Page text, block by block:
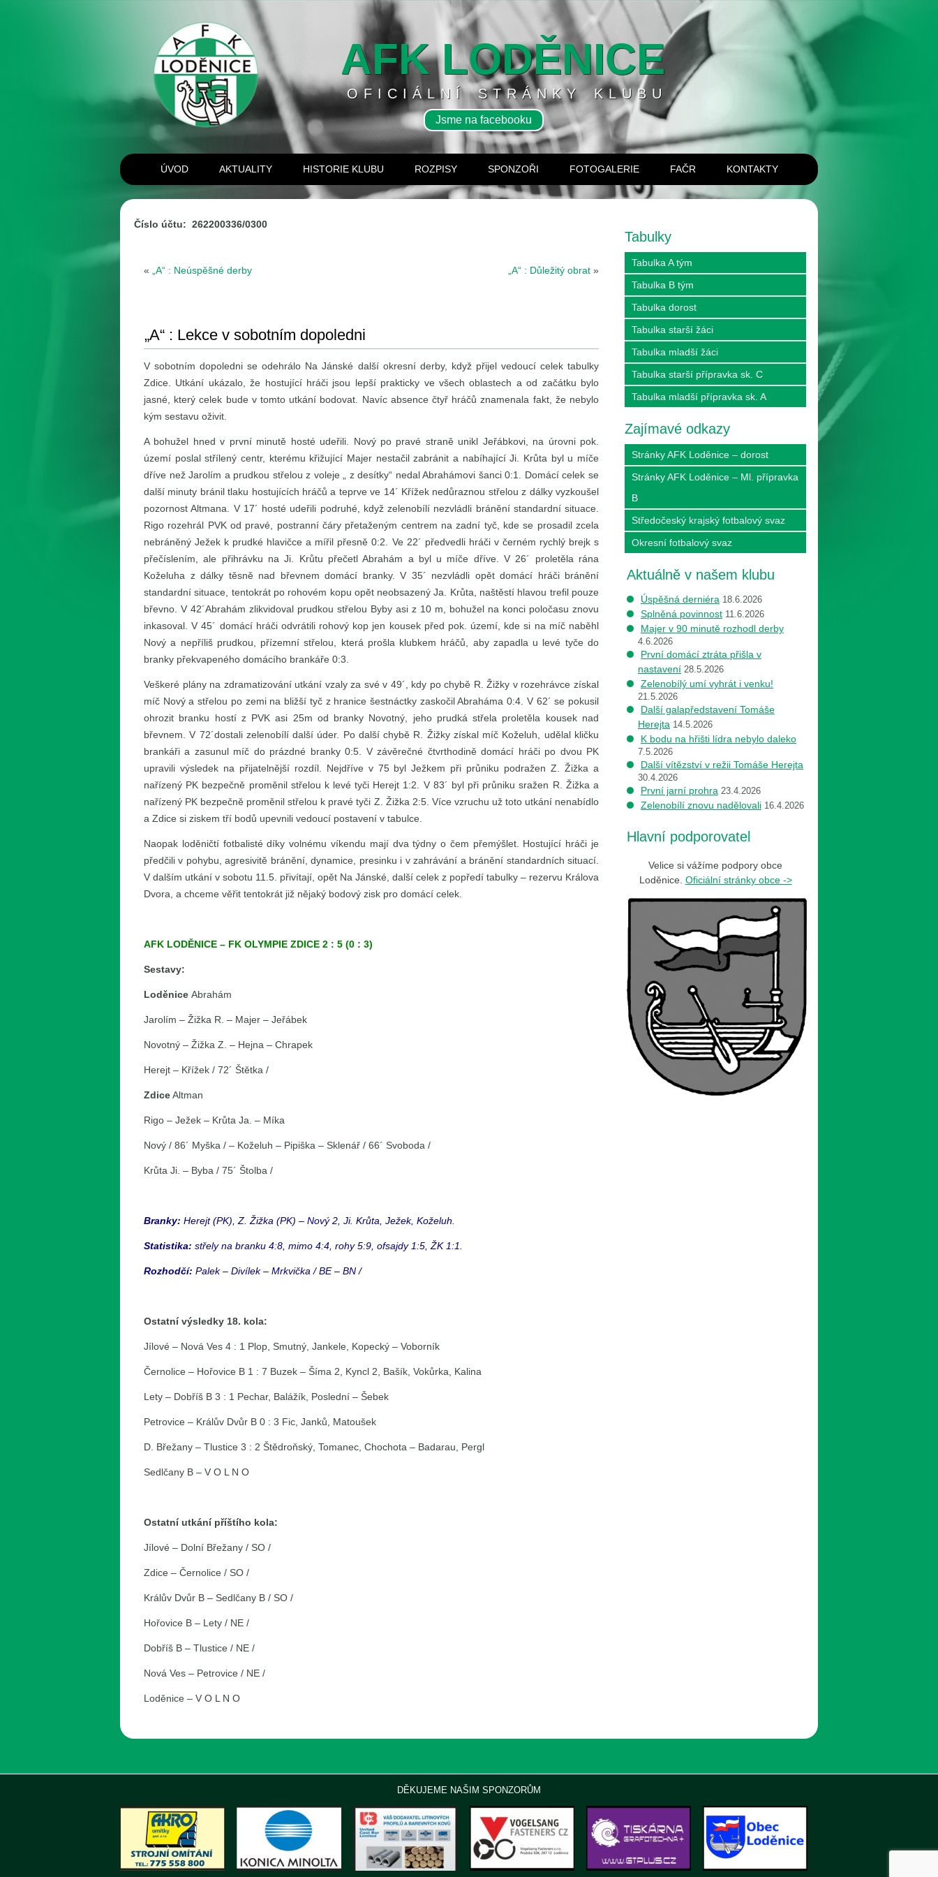
Jsme na facebooku
AFK LODĚNICE
OFICIÁLNÍ STRÁNKY KLUBU
ÚVOD AKTUALITY HISTORIE KLUBU ROZPISY SPONZOŘI FOTOGALERIE FAČR KONTAKTY
Číslo účtu: 262200336/0300
« „A“ : Neúspěšné derby „A“ : Důležitý obrat »
„A“ : Lekce v sobotním dopoledni
V sobotním dopoledni se odehrálo Na Jánské další okresní derby, když přijel vedoucí celek tabulky
Zdice. Utkání ukázalo, že hostující hráči jsou lepší prakticky ve všech oblastech a od začátku bylo
jasné, který celek bude v tomto utkání bodovat. Navíc absence čtyř hráčů znamenala fakt, že nebylo
kým sestavu oživit.
A bohužel hned v první minutě hosté udeřili. Nový po pravé straně unikl Jeřábkovi, na úrovni pok.
území poslal střílený centr, kterému křižující Majer nestačil zabránit a nabíhající Ji. Krůta byl u míče
dříve než Jarolím a prudkou střelou z voleje „ z desítky“ nedal Abrahámovi šanci 0:1. Domácí celek se
další minuty bránil tlaku hostujících hráčů a teprve ve 14´ Křížek nedůraznou střelou z dálky vyzkoušel
pozornost Altmana. V 17´ hosté udeřili podruhé, když zelenobílí nezvládli bránění standardní situace.
Rigo rozehrál PVK od pravé, postranní čáry přetaženým centrem na zadní tyč, kde se prosadil zcela
nebráněný Ježek k prudké hlavičce a mířil přesně 0:2. Ve 22´ předvedli hráči v černém rychlý brejk s
přečíslením, ale přihrávku na Ji. Krůtu přečetl Abrahám a byl u míče dříve. V 26´ proletěla rána
Koželuha z dálky těsně nad břevnem domácí branky. V 35´ nezvládli opět domácí hráči bránění
standardní situace, tentokrát po rohovém kopu opět neobsazený Ja. Krůta, naštěstí hlavou trefil pouze
břevno. V 42´Abrahám zlikvidoval prudkou střelou Byby asi z 10 m, bohužel na konci poločasu znovu
inkasoval. V 45´ domácí hráči odvrátili rohový kop jen kousek před pok. území, kde si na míč naběhl
Nový a nepříliš prudkou, přízemní střelou, která prošla klubkem hráčů, aby zapadla u levé tyče do
branky překvapeného domácího brankáře 0:3.
Veškeré plány na zdramatizování utkání vzaly za své v 49´, kdy po chybě R. Žižky v rozehrávce získal
míč Nový a střelou po zemi na bližší tyč z hranice šestnáctky zaskočil Abraháma 0:4. V 62´ se pokusil
ohrozit branku hostí z PVK asi 25m od branky Novotný, jeho prudká střela proletěla kousek nad
břevnem. V 72´dostali zelenobílí další úder. Po další chybě R. Žižky získal míč Koželuh, udělal kličku
brankáři a zasunul míč do prázdné branky 0:5. V závěrečné čtvrthodině domácí hráči po dvou PK
upravili výsledek na přijatelnější rozdíl. Nejdříve v 75 byl Ježkem při průniku podražen Z. Žižka a
nařízený PK bezpečně proměnil střelou k levé tyči Herejt 1:2. V 83´ byl při průniku sražen R. Žižka a
nařízený PK bezpečně proměnil střelou k pravé tyči Z. Žižka 2:5. Více vzruchu už toto utkání nenabídlo
a Zdice si ziskem tří bodů upevnili vedoucí postavení v tabulce.
Naopak loděničtí fotbalisté díky volnému víkendu mají dva týdny o čem přemýšlet. Hostující hráči je
předčili v pohybu, agresivitě bránění, dynamice, presinku i v zahrávání a bránění standardních situací.
V dalším utkání v sobotu 11.5. přivítají, opět Na Jánské, další celek z popředí tabulky – rezervu Králova
Dvora, a chceme věřit tentokrát již nějaký bodový zisk pro domácí celek.
AFK LODĚNICE – FK OLYMPIE ZDICE 2 : 5 (0 : 3)
Sestavy:
Loděnice Abrahám
Jarolím – Žižka R. – Majer – Jeřábek
Novotný – Žižka Z. – Hejna – Chrapek
Herejt – Křížek / 72´ Štětka /
ZdiceAltman
Rigo – Ježek – Krůta Ja. – Míka
Nový / 86´ Myška / – Koželuh – Pipiška – Sklenář / 66´ Svoboda /
Krůta Ji. – Byba / 75´ Štolba /
Branky: Herejt (PK), Z. Žižka (PK) – Nový 2, Ji. Krůta, Ježek, Koželuh.
Statistika: střely na branku 4:8, mimo 4:4, rohy 5:9, ofsajdy 1:5, ŽK 1:1.
Rozhodčí: Palek – Divílek – Mrkvička / BE – BN /
Ostatní výsledky 18. kola:
Jílové – Nová Ves 4 : 1 Plop, Smutný, Jankele, Kopecký – Voborník
Černolice – Hořovice B 1 : 7 Buzek – Šíma 2, Kyncl 2, Bašík, Vokůrka, Kalina
Lety – Dobříš B 3 : 1 Pechar, Balážík, Poslední – Šebek
Petrovice – Králův Dvůr B 0 : 3 Fic, Janků, Matoušek
D. Břežany – Tlustice 3 : 2 Štědroňský, Tomanec, Chochota – Badarau, Pergl
Sedlčany B – V O L N O
Ostatní utkání příštího kola:
Jílové – Dolní Břežany / SO /
Zdice – Černolice / SO /
Králův Dvůr B – Sedlčany B / SO /
Hořovice B – Lety / NE /
Dobříš B – Tlustice / NE /
Nová Ves – Petrovice / NE /
Loděnice – V O L N O
Tabulky
Tabulka A tým
Tabulka B tým
Tabulka dorost
Tabulka starší žáci
Tabulka mladší žáci
Tabulka starší přípravka sk. C
Tabulka mladší přípravka sk. A
Zajímavé odkazy
Stránky AFK Loděnice – dorost
Stránky AFK Loděnice – Ml. přípravka
B
Středočeský krajský fotbalový svaz
Okresní fotbalový svaz
Aktuálně v našem klubu
Úspěšná derniéra 18.6.2026
Splněná povinnost 11.6.2026
Majer v 90 minutě rozhodl derby
4.6.2026
První domácí ztráta přišla v
nastavení 28.5.2026
Zelenobílý umí vyhrát i venku!
21.5.2026
Další galapředstavení Tomáše
Herejta 14.5.2026
K bodu na hřišti lídra nebylo daleko
7.5.2026
Další vítězství v režii Tomáše Herejta
30.4.2026
První jarní prohra 23.4.2026
Zelenobílí znovu nadělovali 16.4.2026
Hlavní podporovatel
Velice si vážíme podpory obce
Loděnice. Oficiální stránky obce ->
DĚKUJEME NAŠIM SPONZORŮM